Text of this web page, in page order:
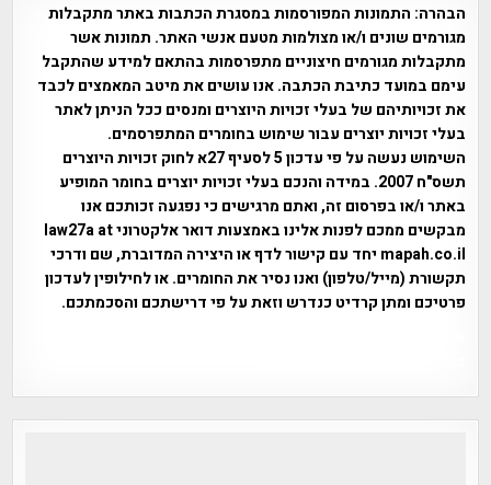
הבהרה: התמונות המפורסמות במסגרת הכתבות באתר מתקבלות
מגורמים שונים ו/או מצולמות מטעם אנשי האתר. תמונות אשר
מתקבלות מגורמים חיצוניים מתפרסמות בהתאם למידע שהתקבל
עימם במועד כתיבת הכתבה. אנו עושים את מיטב המאמצים לכבד
את זכויותיהם של בעלי זכויות היוצרים ומנסים ככל הניתן לאתר
בעלי זכויות יוצרים עבור שימוש בחומרים המתפרסמים.
השימוש נעשה על פי עדכון 5 לסעיף 27א לחוק זכויות היוצרים
תשס"ח 2007. במידה והנכם בעלי זכויות יוצרים בחומר המופיע
באתר ו/או בפרסום זה, ואתם מרגישים כי נפגעה זכותכם אנו
מבקשים ממכם לפנות אלינו באמצעות דואר אלקטרוני law27a at
mapah.co.il יחד עם קישור לדף או היצירה המדוברת, שם ודרכי
תקשורת (מייל/טלפון) ואנו נסיר את החומרים. או לחילופין לעדכון
פרטיכם ומתן קרדיט כנדרש וזאת על פי דרישתכם והסכמתכם.